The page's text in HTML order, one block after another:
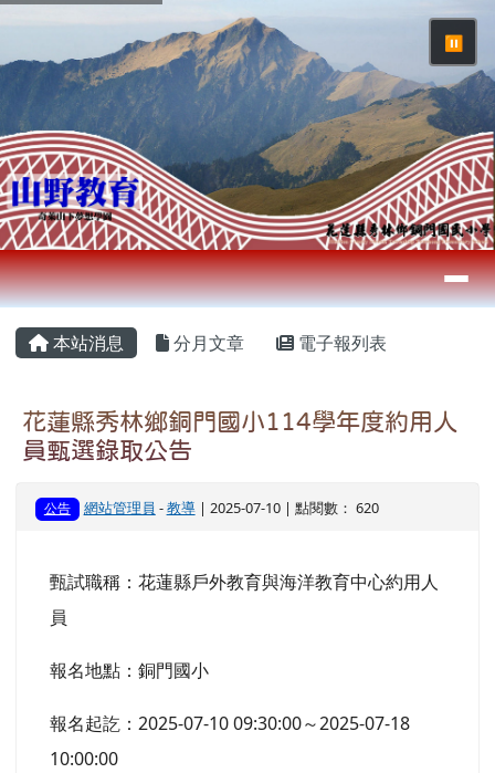
跳至主內容區
花蓮縣秀林鄉銅門國民小學
⏸
導覽列
主內容區域
本站消息 分月文章 電子報列表
花蓮縣秀林鄉銅門國小114學年度約用人
員甄選錄取公告
公告 網站管理員 -教導| 2025-07-10 | 點閱數： 620
甄試職稱：花蓮縣戶外教育與海洋教育中心約用人
員
報名地點：銅門國小
報名起訖：2025-07-10 09:30:00～2025-07-18
10:00:00
頁尾區域